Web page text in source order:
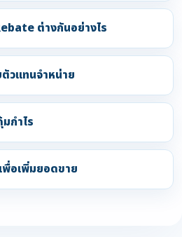
ต่างกันอย่างไร
วแทนจำหน่าย
กำไร
พื่อเพิ่มยอดขาย